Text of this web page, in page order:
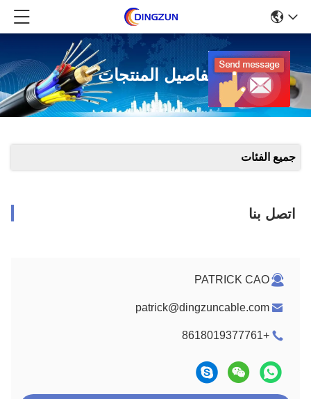
تفاصيل المنتجات
جميع الفئات
اتصل بنا
PATRICK CAO
patrick@dingzuncable.com
+8618019377761